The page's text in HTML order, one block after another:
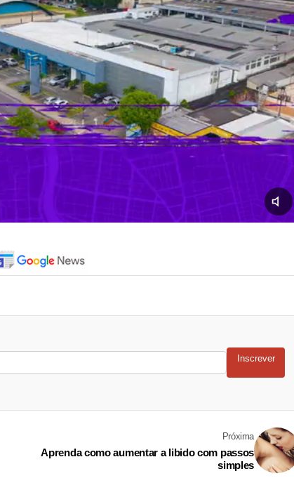
Inscrever
Próxima
Aprenda como aumentar a libido com passos
simples